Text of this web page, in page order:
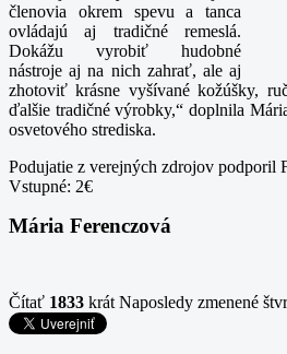
členovia okrem spevu a tanca
ovládajú aj tradičné remeslá.
Dokážu vyrobiť hudobné
nástroje aj na nich zahrať, ale aj
zhotoviť krásne vyšívané kožúšky,
ďalšie tradičné výrobky,“ doplnila
osvetového strediska.
Podujatie z verejných zdrojov podporil
Vstupné: 2€
Mária Ferenczová
Čítať 1833 krát Naposledy zmenené